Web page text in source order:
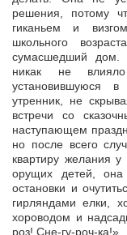
решения, потому
гиканьем и
школьного
сумасшедший дом.
никак не
установившуюся
утренник, не
встречи со
наступающем
но после всего
квартиру желания
орущих детей, она
остановки и
гирляндами елки,
хороводом и
роз! Сне-гу-роч-